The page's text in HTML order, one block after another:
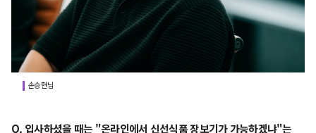
손승현님
Q. 입사하셨을 때는 "온라인에서 신선식품 장보기가 가능하겠냐"는